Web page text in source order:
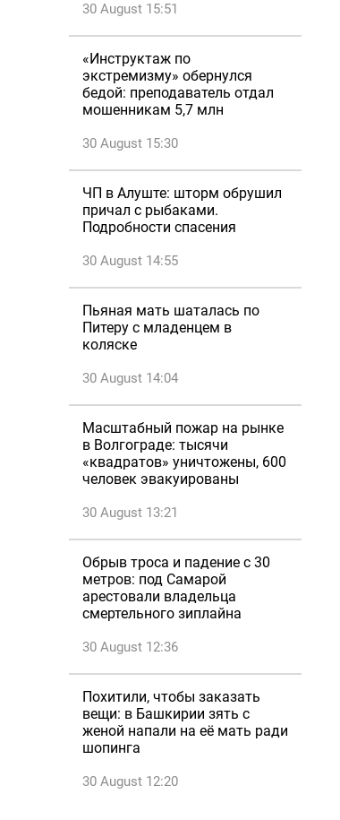
30 August 15:51
«Инструктаж по
экстремизму» обернулся
бедой: преподаватель отдал
мошенникам 5,7 млн
30 August 15:30
ЧП в Алуште: шторм обрушил
причал с рыбаками.
Подробности спасения
30 August 14:55
Пьяная мать шаталась по
Питеру с младенцем в
коляске
30 August 14:04
Масштабный пожар на рынке
в Волгограде: тысячи
«квадратов» уничтожены, 600
человек эвакуированы
30 August 13:21
Обрыв троса и падение с 30
метров: под Самарой
арестовали владельца
смертельного зиплайна
30 August 12:36
Похитили, чтобы заказать
вещи: в Башкирии зять с
женой напали на её мать ради
шопинга
30 August 12:20